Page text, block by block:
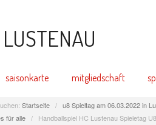
saisonkarte mitgliedschaft
Startseite / u8 Spieltag am 06.03.2022 in
für alle / Handballspiel HC Lustenau Spieletag